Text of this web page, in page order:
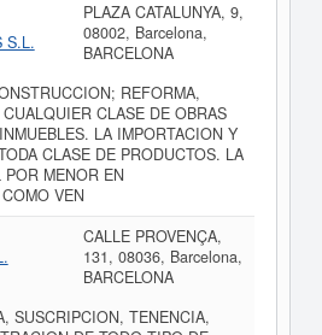
S.L.
PLAZA CATALUNYA, 9,
08002, Barcelona,
BARCELONA
REFORMA,
CLASE DE OBRAS
LA IMPORTACION Y
CLASE DE PRODUCTOS. LA
POR MENOR EN
VEN
CALLE PROVENÇA,
131, 08036, Barcelona,
BARCELONA
SUSCRIPCION, TENENCIA,